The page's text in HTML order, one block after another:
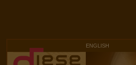
ENGLISH